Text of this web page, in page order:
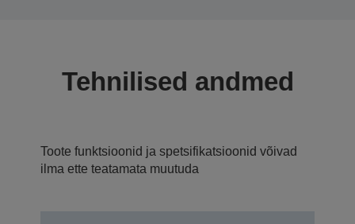
Tehnilised andmed
Toote funktsioonid ja spetsifikatsioonid võivad
ilma ette teatamata muutuda